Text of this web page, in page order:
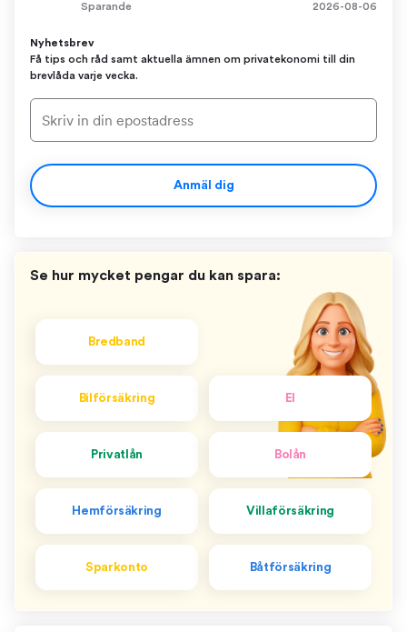
Sparande 2026-08-06
Nyhetsbrev
Få tips och råd samt aktuella ämnen om privatekonomi till din
brevlåda varje vecka.
Anmäl dig
Se hur mycket pengar du kan spara:
Bredband
Bilförsäkring El
Privatlån Bolån
Hemförsäkring Villaförsäkring
Sparkonto Båtförsäkring